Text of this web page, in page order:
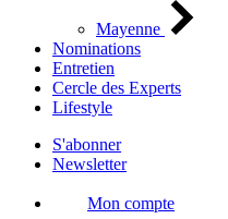
Mayenne
Nominations
Entretien
Cercle des Experts
Lifestyle
S'abonner
Newsletter
Mon compte